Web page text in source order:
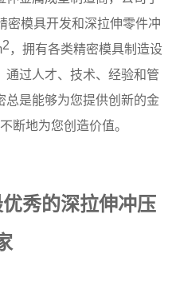
密模具开发和深拉伸零件冲
2 ，拥有各类精密模具制造设
通过人才、技术、经验和管
总是能够为您提供创新的金
断地为您创造价值。
秀的深拉伸冲压